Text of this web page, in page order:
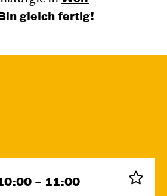
Bin gleich fertig!
– 11:00